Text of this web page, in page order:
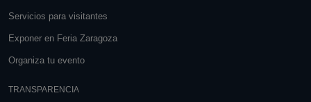
Servicios para visitantes
Exponer en Feria Zaragoza
Organiza tu evento
TRANSPARENCIA